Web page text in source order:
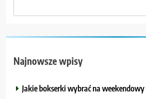
Najnowsze wpisy
Jakie bokserki wybrać na